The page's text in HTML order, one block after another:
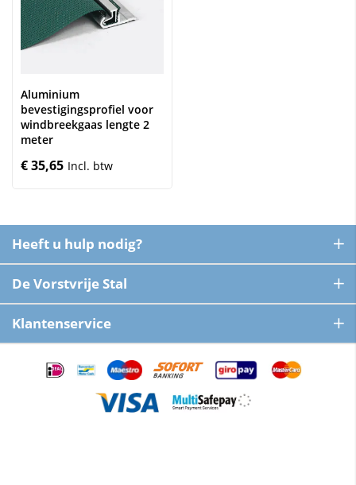
Aluminium
bevestigingsprofiel voor
windbreekgaas lengte 2
meter
€ 35,65
Heeft u hulp nodig?
De Vorstvrije Stal
Klantenservice